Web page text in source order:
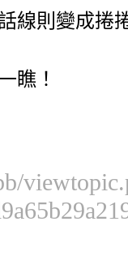
線則變成捲
瞧！